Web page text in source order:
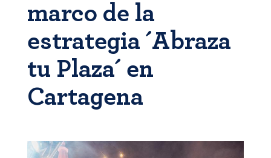
marco de la
estrategia ´Abraza
tu Plaza´ en
Cartagena